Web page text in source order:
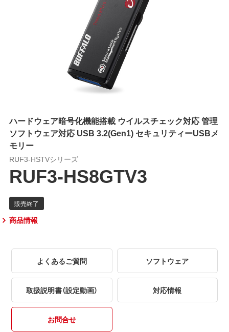
ハードウェア暗号化機能搭載 ウイルスチェック対応 管理
ソフトウェア対応 USB 3.2(Gen1) セキュリティーUSBメ
モリー
RUF3-HSTVシリーズ
RUF3-HS8GTV3
商品情報
よくあるご質問 ソフトウェア
取扱説明書（設定動画） 対応情報
お問合せ